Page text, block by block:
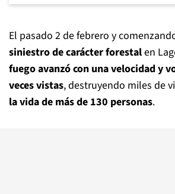
El pasado 2 de febrero y
siniestro de carácter forestalen
fuego avanzó con una velocidad y
veces vistas, destruyendo miles de
la vida de más de 130 personas.